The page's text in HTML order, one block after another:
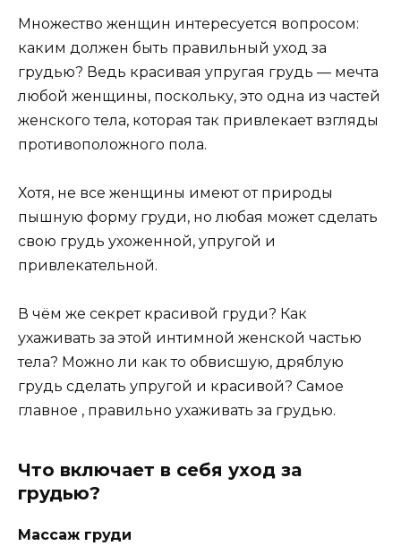
Множество женщин интересуется вопросом:
каким должен быть правильный уход за
грудью? Ведь красивая упругая грудь — мечта
любой женщины, поскольку, это одна из частей
женского тела, которая так привлекает взгляды
противоположного пола.
Хотя, не все женщины имеют от природы
пышную форму груди, но любая может сделать
свою грудь ухоженной, упругой и
привлекательной.
В чём же секрет красивой груди? Как
ухаживать за этой интимной женской частью
тела? Можно ли как то обвисшую, дряблую
грудь сделать упругой и красивой? Самое
главное , правильно ухаживать за грудью.
Что включает в себя уход за
грудью?
Массаж груди